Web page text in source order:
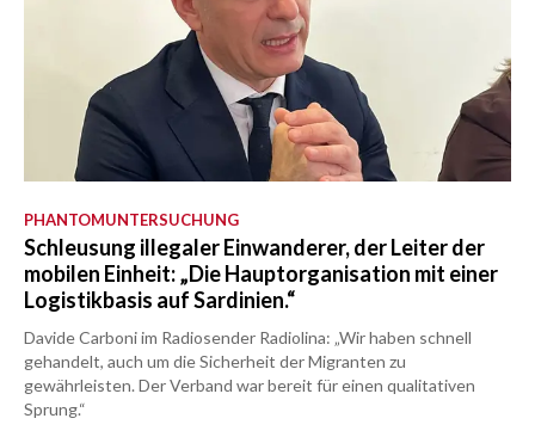
PHANTOMUNTERSUCHUNG
Schleusung illegaler Einwanderer, der Leiter der
mobilen Einheit: „Die Hauptorganisation mit einer
Logistikbasis auf Sardinien.“
Davide Carboni im Radiosender Radiolina: „Wir haben schnell
gehandelt, auch um die Sicherheit der Migranten zu
gewährleisten. Der Verband war bereit für einen qualitativen
Sprung.“